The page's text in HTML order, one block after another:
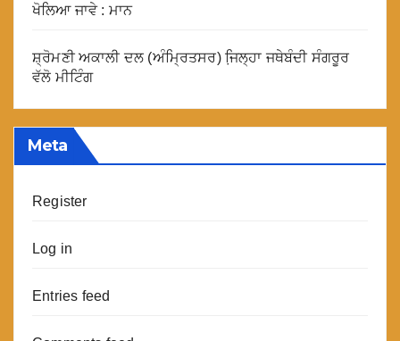
ਖੋਲਿਆ ਜਾਵੇ : ਮਾਨ
ਸ਼੍ਰੋਮਣੀ ਅਕਾਲੀ ਦਲ (ਅੰਮ੍ਰਿਤਸਰ) ਜਿ਼ਲ੍ਹਾ ਜਥੇਬੰਦੀ ਸੰਗਰੂਰ
ਵੱਲੋ ਮੀਟਿੰਗ
Meta
Register
Log in
Entries feed